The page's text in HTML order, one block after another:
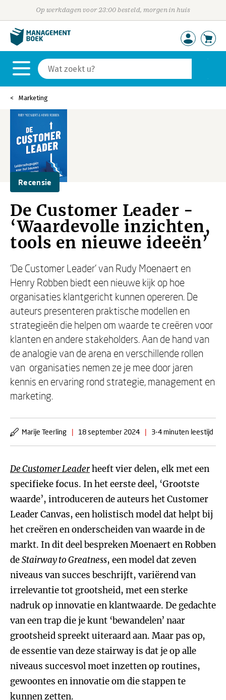
Op werkdagen voor 23:00 besteld, morgen in huis
Marketing
Recensie
De Customer Leader -
‘Waardevolle inzichten,
tools en nieuwe ideeën’
‘De Customer Leader’ van Rudy Moenaert en
Henry Robben biedt een nieuwe kijk op hoe
organisaties klantgericht kunnen opereren. De
auteurs presenteren praktische modellen en
strategieën die helpen om waarde te creëren voor
klanten en andere stakeholders. Aan de hand van
de analogie van de arena en verschillende rollen
van organisaties nemen ze je mee door jaren
kennis en ervaring rond strategie, management en
marketing.
Marije Teerling | 18 september 2024 | 3-4 minuten leestijd
De Customer Leaderheeft vier delen, elk met een
specifieke focus. In het eerste deel, ‘Grootste
waarde’, introduceren de auteurs het Customer
Leader Canvas, een holistisch model dat helpt bij
het creëren en onderscheiden van waarde in de
markt. In dit deel bespreken Moenaert en Robben
deStairway to Greatness, een model dat zeven
niveaus van succes beschrijft, variërend van
irrelevantie tot grootsheid, met een sterke
nadruk op innovatie en klantwaarde. De gedachte
van een trap die je kunt ‘bewandelen’ naar
grootsheid spreekt uiteraard aan. Maar pas op,
de essentie van deze stairway is dat je op alle
niveaus succesvol moet inzetten op routines,
gewoontes en innovatie om die stappen te
kunnen zetten.